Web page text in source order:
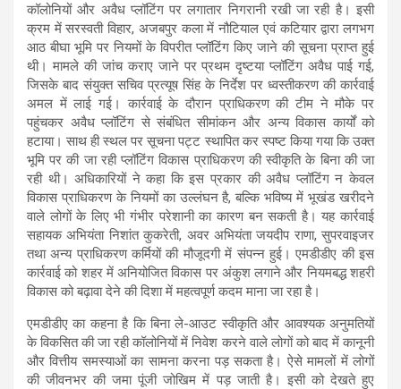
कॉलोनियों और अवैध प्लॉटिंग पर लगातार निगरानी रखी जा रही है। इसी
क्रम में सरस्वती विहार, अजबपुर कला में नौटियाल एवं कटियार द्वारा लगभग
आठ बीघा भूमि पर नियमों के विपरीत प्लॉटिंग किए जाने की सूचना प्राप्त हुई
थी। मामले की जांच कराए जाने पर प्रथम दृष्टया प्लॉटिंग अवैध पाई गई,
जिसके बाद संयुक्त सचिव प्रत्यूष सिंह के निर्देश पर ध्वस्तीकरण की कार्रवाई
अमल में लाई गई। कार्रवाई के दौरान प्राधिकरण की टीम ने मौके पर
पहुंचकर अवैध प्लॉटिंग से संबंधित सीमांकन और अन्य विकास कार्यों को
हटाया। साथ ही स्थल पर सूचना पट्ट स्थापित कर स्पष्ट किया गया कि उक्त
भूमि पर की जा रही प्लॉटिंग विकास प्राधिकरण की स्वीकृति के बिना की जा
रही थी। अधिकारियों ने कहा कि इस प्रकार की अवैध प्लॉटिंग न केवल
विकास प्राधिकरण के नियमों का उल्लंघन है, बल्कि भविष्य में भूखंड खरीदने
वाले लोगों के लिए भी गंभीर परेशानी का कारण बन सकती है। यह कार्रवाई
सहायक अभियंता निशांत कुकरेती, अवर अभियंता जयदीप राणा, सुपरवाइजर
तथा अन्य प्राधिकरण कर्मियों की मौजूदगी में संपन्न हुई। एमडीडीए की इस
कार्रवाई को शहर में अनियोजित विकास पर अंकुश लगाने और नियमबद्ध शहरी
विकास को बढ़ावा देने की दिशा में महत्वपूर्ण कदम माना जा रहा है।
एमडीडीए का कहना है कि बिना ले-आउट स्वीकृति और आवश्यक अनुमतियों
के विकसित की जा रही कॉलोनियों में निवेश करने वाले लोगों को बाद में कानूनी
और वित्तीय समस्याओं का सामना करना पड़ सकता है। ऐसे मामलों में लोगों
की जीवनभर की जमा पूंजी जोखिम में पड़ जाती है। इसी को देखते हुए